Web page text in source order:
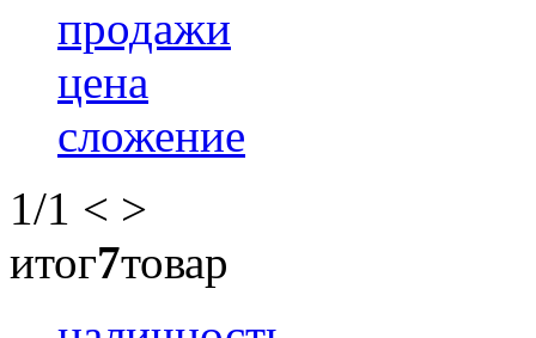
продажи
цена
сложение
1/1 < >
итог7товар